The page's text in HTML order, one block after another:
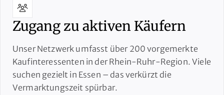
Zugang zu aktiven Käufern
Unser Netzwerk umfasst über 200 vorgemerkte
Kaufinteressenten in der Rhein-Ruhr-Region. Viele
suchen gezielt in Essen – das verkürzt die
Vermarktungszeit spürbar.